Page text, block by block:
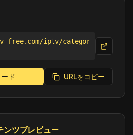
iptv/categor
ド URLをコピー
ンツプレビュー